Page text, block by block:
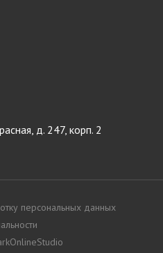
д. 247, корп. 2
персональных данных